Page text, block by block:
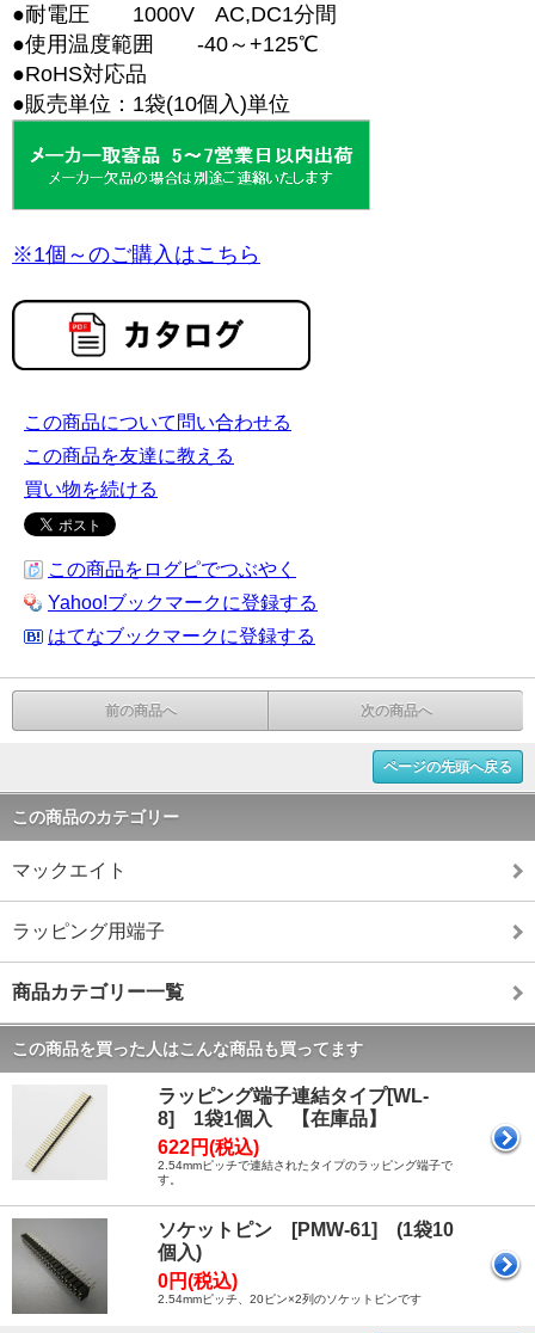
●耐電圧 1000V AC,DC1分間
●使用温度範囲 -40～+125℃
●RoHS対応品
●販売単位：1袋(10個入)単位
※1個～のご購入はこちら
この商品について問い合わせる
この商品を友達に教える
買い物を続ける
この商品をログピでつぶやく
Yahoo!ブックマークに登録する
はてなブックマークに登録する
前の商品へ 次の商品へ
ページの先頭へ戻る
この商品のカテゴリー
マックエイト
ラッピング用端子
商品カテゴリー一覧
この商品を買った人はこんな商品も買ってます
ラッピング端子連結タイプ[WL-
8] 1袋1個入 【在庫品】
622円(税込)
2.54mmピッチで連結されたタイプのラッピング端子で
す。
ソケットピン [PMW-61] (1袋10
個入)
0円(税込)
2.54mmピッチ、20ピン×2列のソケットピンです